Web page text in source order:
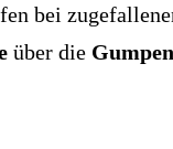
bei
über die